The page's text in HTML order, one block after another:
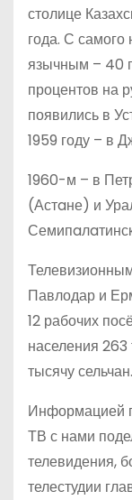
столице
года. С
язычным – 40
процентов на
появились в
1959 году – в
1960-м – в
(Астaне) и
Павлодар и
12 рабочих
населения 263
тысячу сельчан.
Информацией
ТВ с нами
телевидения,
телестудии